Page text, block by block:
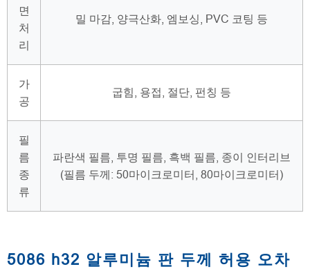
면
처
리
밀 마감, 양극산화, 엠보싱, PVC 코팅 등
가
공
굽힘, 용접, 절단, 펀칭 등
필
름
종
류
파란색 필름, 투명 필름, 흑백 필름, 종이 인터리브
(필름 두께: 50마이크로미터, 80마이크로미터)
5086 h32 알루미늄 판 두께 허용 오차